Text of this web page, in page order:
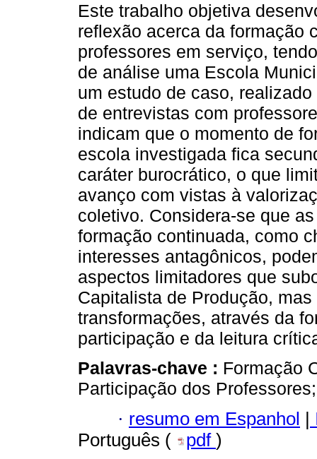
Este trabalho objetiva
reflexão acerca da formação
professores em serviço,
de análise uma Escola
um estudo de caso,
de entrevistas com
indicam que o momento de
escola investigada fica
caráter burocrático, o que
avanço com vistas à
coletivo. Considera-se que
formação continuada, como
interesses antagônicos,
aspectos limitadores que
Capitalista de Produção,
transformações, através da
participação e da leitura
Palavras-chave : Formação
Participação dos
· resumo em Espanhol |
Português (
pdf )